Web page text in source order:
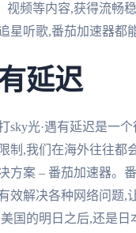
频等内容,获得流畅
星听歌,番茄加速器都
延迟
sky光·遇有延迟是一
制,我们在海外往往都
方案 – 番茄加速器。
效解决各种网络问题,
国的明日之后,还是